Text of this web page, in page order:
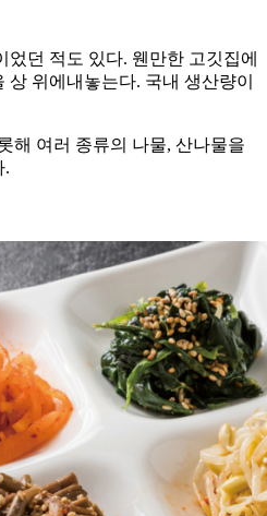
던 적도 있다. 웬만한 고깃집에
위에내놓는다. 국내 생산량이
해 여러 종류의 나물, 산나물을
.